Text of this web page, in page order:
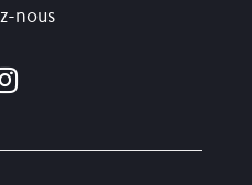
nous